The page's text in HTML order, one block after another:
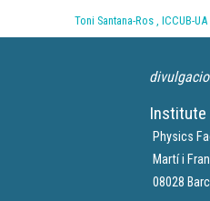
Toni Santana-Ros , ICCUB-UA
Institute
Physics
Martí i
08028